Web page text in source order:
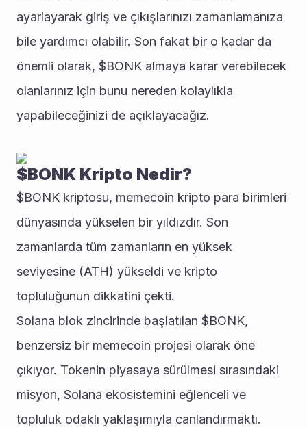
ayarlayarak giriş ve çıkışlarınızı zamanlamanıza
bile yardımcı olabilir. Son fakat bir o kadar da
önemli olarak, $BONK almaya karar verebilecek
olanlarınız için bunu nereden kolaylıkla
yapabileceğinizi de açıklayacağız.
$BONK Kripto Nedir?
$BONK kriptosu, memecoin kripto para birimleri
dünyasında yükselen bir yıldızdır. Son
zamanlarda tüm zamanların en yüksek
seviyesine (ATH) yükseldi ve kripto
topluluğunun dikkatini çekti.
Solana blok zincirinde başlatılan $BONK,
benzersiz bir memecoin projesi olarak öne
çıkıyor. Tokenin piyasaya sürülmesi sırasındaki
misyon, Solana ekosistemini eğlenceli ve
topluluk odaklı yaklaşımıyla canlandırmaktı.